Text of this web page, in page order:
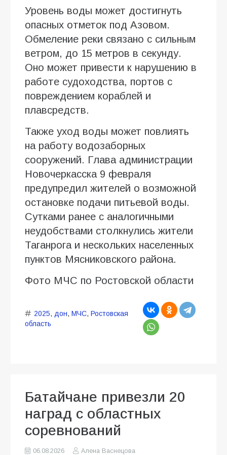
Уровень воды может достигнуть
опасных отметок под Азовом.
Обмеление реки связано с сильным
ветром, до 15 метров в секунду.
Оно может привести к нарушению в
работе судоходства, портов с
повреждением кораблей и
плавсредств.
Также уход воды может повлиять
на работу водозаборных
сооружений. Глава администрации
Новочеркасска 9 февраля
предупредил жителей о возможной
остановке подачи питьевой воды.
Сутками ранее с аналогичными
неудобствами столкнулись жители
Таганрога и нескольких населенных
пунктов Мясниковского района.
Фото МЧС по Ростовской области
2025, дон, МЧС, Ростовская
область
Батайчане привезли 20
наград с областных
соревнований
06.08.2026
Алена Васнецова